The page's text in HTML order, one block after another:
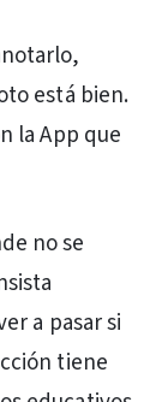
está bien.
la App que
no se
a pasar si
tiene